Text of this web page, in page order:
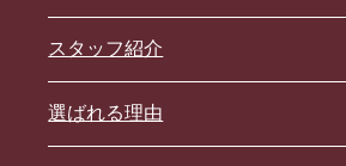
スタッフ紹介
選ばれる理由